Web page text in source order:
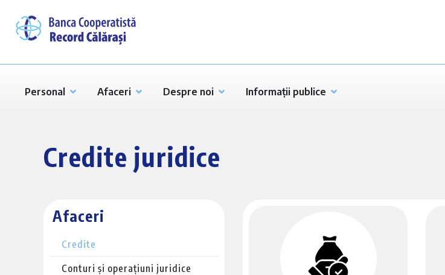
Personal Afaceri Despre noi Informații publice
Credite juridice
Afaceri
Credite
Conturi și operațiuni juridice